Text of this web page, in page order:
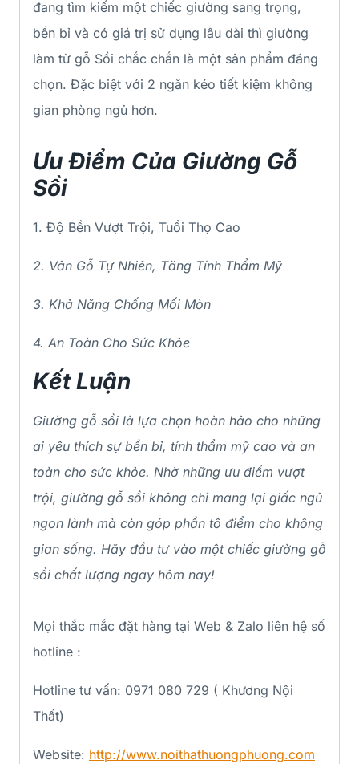
đang tìm kiếm một chiếc giường sang trọng,
bền bỉ và có giá trị sử dụng lâu dài thì giường
làm từ gỗ Sồi chắc chắn là một sản phẩm đáng
chọn. Đặc biệt với 2 ngăn kéo tiết kiệm không
gian phòng ngủ hơn.
Ưu Điểm Của Giường Gỗ
Sồi
1. Độ Bền Vượt Trội, Tuổi Thọ Cao
2. Vân Gỗ Tự Nhiên, Tăng Tính Thẩm Mỹ
3. Khả Năng Chống Mối Mòn
4. An Toàn Cho Sức Khỏe
Kết Luận
Giường gỗ sồi là lựa chọn hoàn hảo cho những
ai yêu thích sự bền bỉ, tính thẩm mỹ cao và an
toàn cho sức khỏe. Nhờ những ưu điểm vượt
trội, giường gỗ sồi không chỉ mang lại giấc ngủ
ngon lành mà còn góp phần tô điểm cho không
gian sống. Hãy đầu tư vào một chiếc giường gỗ
sồi chất lượng ngay hôm nay!
Mọi thắc mắc đặt hàng tại Web & Zalo liên hệ số
hotline :
Hotline tư vấn: 0971 080 729 ( Khương Nội
Thất)
Website: http://www.noithathuongphuong.com